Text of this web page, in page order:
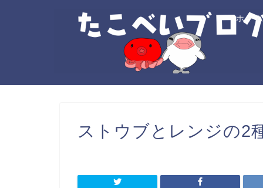
ホー
ストウブとレンジの2